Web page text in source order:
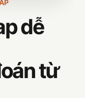
dễ
từ